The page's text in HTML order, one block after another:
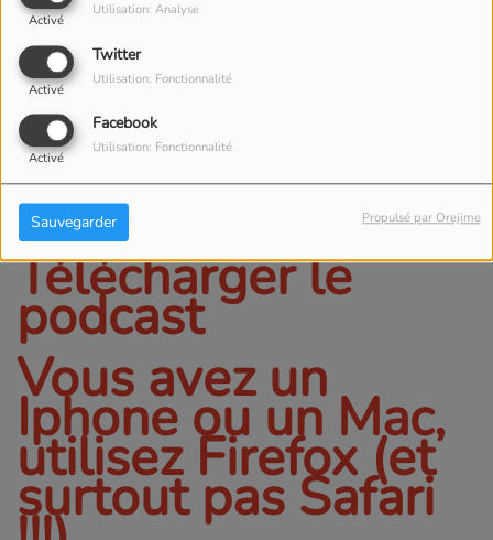
Activé
Utilisation: Analyse
Twitter
Activé
Utilisation: Fonctionnalité
Facebook
Activé
Utilisation: Fonctionnalité
Sauvegarder Propulsé par Orejime
15 MARS 2024 -
ÉCOUTER LE PODCAST
Pour écouter ou
télécharger
l'émission, cliquez
ci dessus sur
Télécharger le
podcast
Vous avez un
Iphone ou un Mac,
utilisez Firefox (et
surtout pas Safari